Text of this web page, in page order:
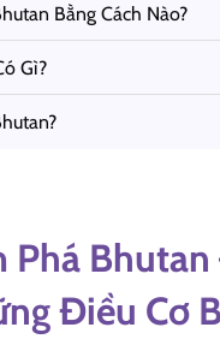
Bằng Cách Nào?
Gì?
Phá Bhutan
Điều Cơ